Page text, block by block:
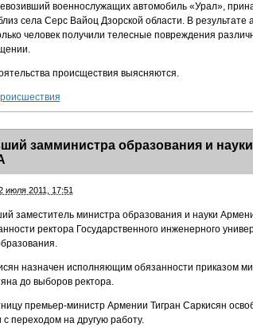
военнослужащих автомобиль «Урал»,
села Серс Вайоц Дзорской области. В результате
человек получили телесные повреждения
происществия выясняются.
замминистра образования и
июля 2011, 17:51
заместитель министра образования и науки
ректора Государственного инженерного
назначен исполняющим обязанности приказом
до выборов ректора.
премьер-министр Армении Тигран Саркисян
с переходом на другую работу.